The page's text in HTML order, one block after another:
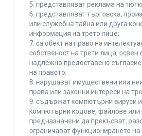
5. представляват реклама на
6. представляват търговска,
или служебна тайна или друга
информация на трето лице;
7. са обект на право на
собственост на трети лица, освен
надлежно предоставено съгласие
на правото;
8. нарушават имуществени или
права или законни интереси на
9. съдържат компютърни вируси
компютърни кодове, файлове или
предназначени да прекъсват,
ограничават функционирането